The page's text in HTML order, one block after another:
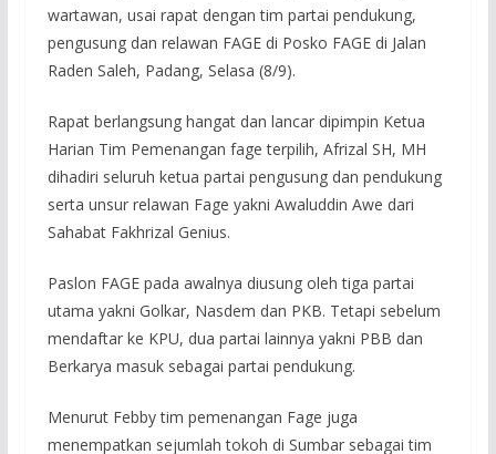
wartawan, usai rapat dengan tim partai pendukung,
pengusung dan relawan FAGE di Posko FAGE di Jalan
Raden Saleh, Padang, Selasa (8/9).
Rapat berlangsung hangat dan lancar dipimpin Ketua
Harian Tim Pemenangan fage terpilih, Afrizal SH, MH
dihadiri seluruh ketua partai pengusung dan pendukung
serta unsur relawan Fage yakni Awaluddin Awe dari
Sahabat Fakhrizal Genius.
Paslon FAGE pada awalnya diusung oleh tiga partai
utama yakni Golkar, Nasdem dan PKB. Tetapi sebelum
mendaftar ke KPU, dua partai lainnya yakni PBB dan
Berkarya masuk sebagai partai pendukung.
Menurut Febby tim pemenangan Fage juga
menempatkan sejumlah tokoh di Sumbar sebagai tim